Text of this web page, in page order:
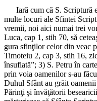
Iară cum că S. Scriptură
multe locuri ale Sfintei
vremii, noi aici numai trei
Luca, cap 1, stih 70, să
gura sfinţilor celor din veac
Timoteiu 2, cap 3, stih 16,
însuflată”; 3) S. Petru în
prin voia oamenilor s-au
Duhul Sfânt au grăit
Părinţi şi învăţătorii